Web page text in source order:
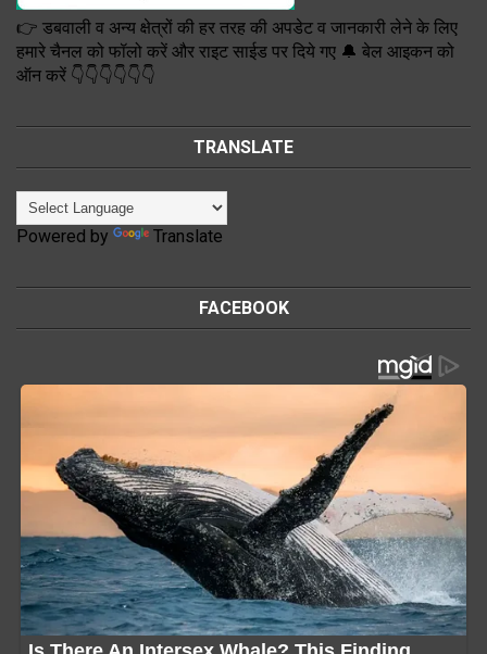
👉 डबवाली व अन्य क्षेत्रों की हर तरह की अपडेट व जानकारी लेने के लिए
हमारे चैनल को फॉलो करें और राइट साईड पर दिये गए 🔔 बेल आइकन को
ऑन करें 👇👇👇👇👇👇
TRANSLATE
Powered by Translate
FACEBOOK